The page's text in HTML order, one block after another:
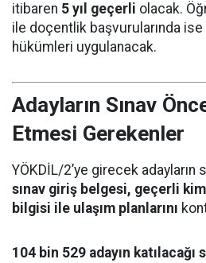
itibaren 5 yıl geçerli olacak.
ile doçentlik başvurularında
hükümleri uygulanacak.
Adayların Sınav
Etmesi Gerekenler
YÖKDİL/2’ye girecek adayların
sınav giriş belgesi, geçerli
bilgisi ile ulaşım planlarını
104 bin 529 adayın katılacağı